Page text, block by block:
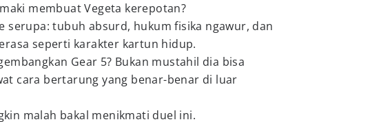
membuat Vegeta kerepotan?
serupa: tubuh absurd, hukum fisika ngawur, dan
seperti karakter kartun hidup.
Gear 5? Bukan mustahil dia bisa
cara bertarung yang benar-benar di luar
malah bakal menikmati duel ini.